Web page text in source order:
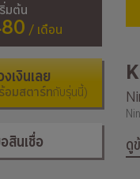
มต้น
/ เดือน
งเงินเลย
อมสตาร์ทกับรุ่นนี้)
สินเชื่อ ดู